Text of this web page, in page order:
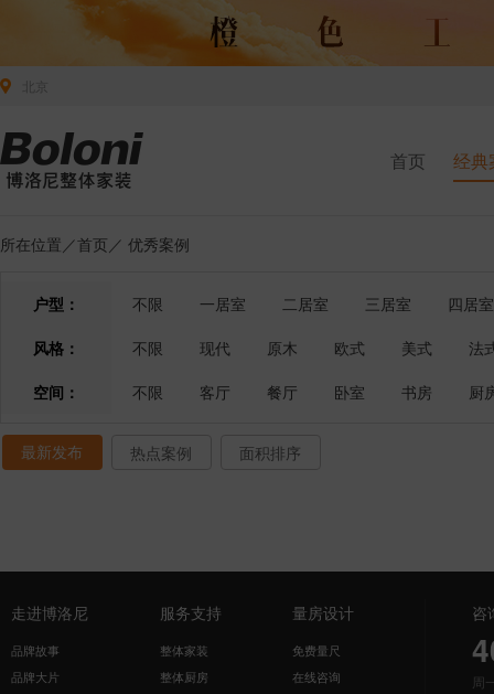
首页 经典
所在位置／首页 ／ 优秀案例
户型： 不限 一居室 二居室 三居室
四居室
风格：
不限 现代 原木 欧式 美式
法
空间：
不限 客厅 餐厅 卧室 书房 厨
最新发布 热点案例 面积排序
走进博洛尼
品牌故事
品牌大片
服务支持
整体家装
整体厨房
量房设计
免费量尺
在线咨询
咨
周